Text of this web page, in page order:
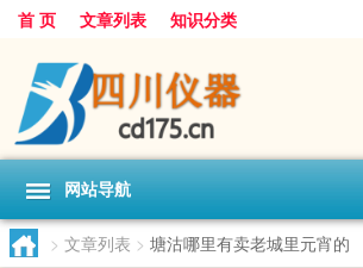
首 页 文章列表 知识分类
网站导航
> 文章列表 > 塘沽哪里有卖老城里元宵的